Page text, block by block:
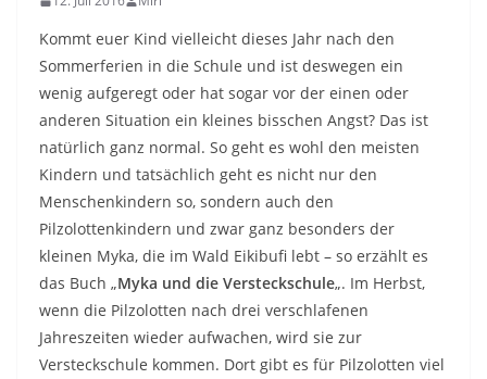
Kommt euer Kind vielleicht dieses Jahr nach den
Sommerferien in die Schule und ist deswegen ein
wenig aufgeregt oder hat sogar vor der einen oder
anderen Situation ein kleines bisschen Angst? Das ist
natürlich ganz normal. So geht es wohl den meisten
Kindern und tatsächlich geht es nicht nur den
Menschenkindern so, sondern auch den
Pilzolottenkindern und zwar ganz besonders der
kleinen Myka, die im Wald Eikibufi lebt – so erzählt es
das Buch „Myka und die Versteckschule„. Im Herbst,
wenn die Pilzolotten nach drei verschlafenen
Jahreszeiten wieder aufwachen, wird sie zur
Versteckschule kommen. Dort gibt es für Pilzolotten viel